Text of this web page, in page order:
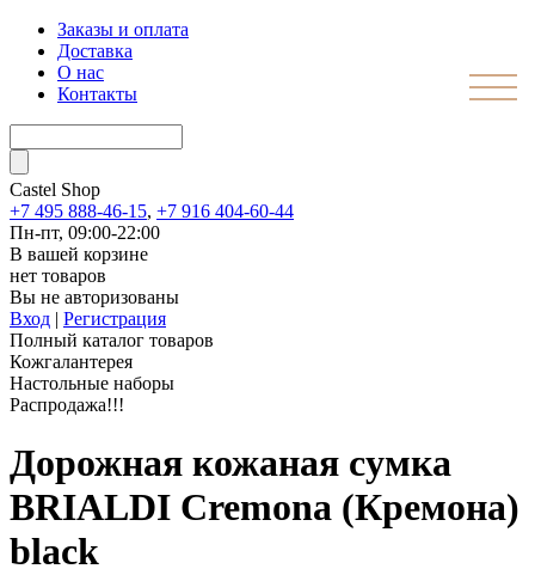
Заказы и оплата
Доставка
О нас
Контакты
Castel Shop
+7 495 888-46-15, +7 916 404-60-44
Пн-пт, 09:00-22:00
В вашей корзине
нет товаров
Вы не авторизованы
Вход | Регистрация
Полный каталог товаров
Кожгалантерея
Настольные наборы
Распродажа!!!
Дорожная кожаная сумка
BRIALDI Cremona (Кремона)
black